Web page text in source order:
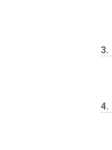
3
4